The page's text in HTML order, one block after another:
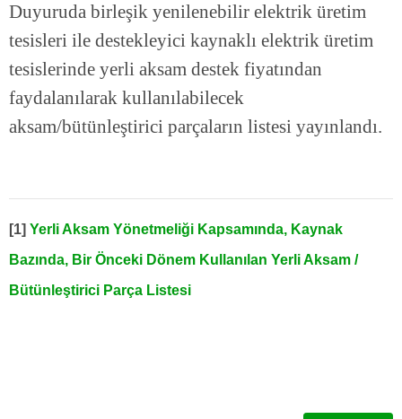
Duyuruda birleşik yenilenebilir elektrik üretim
tesisleri ile destekleyici kaynaklı elektrik üretim
tesislerinde yerli aksam destek fiyatından
faydalanılarak kullanılabilecek
aksam/bütünleştirici parçaların listesi yayınlandı.
[1] Yerli Aksam Yönetmeliği Kapsamında, Kaynak
Bazında, Bir Önceki Dönem Kullanılan Yerli Aksam /
Bütünleştirici Parça Listesi